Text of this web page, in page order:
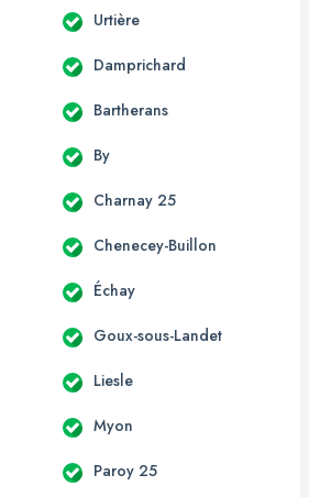
Urtière
Damprichard
Bartherans
By
Charnay 25
Chenecey-Buillon
Échay
Goux-sous-Landet
Liesle
Myon
Paroy 25